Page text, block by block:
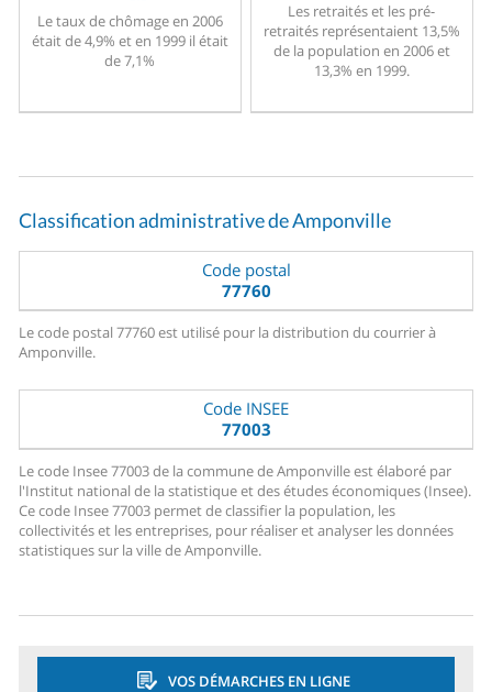
Le taux de chômage en 2006
était de 4,9% et en 1999 il était
de 7,1%
Les retraités et les pré-
retraités représentaient 13,5%
de la population en 2006 et
13,3% en 1999.
Classification administrative de Amponville
Code postal
77760
Le code postal 77760 est utilisé pour la distribution du courrier à
Amponville.
Code INSEE
77003
Le code Insee 77003 de la commune de Amponville est élaboré par
l'Institut national de la statistique et des études économiques (Insee).
Ce code Insee 77003 permet de classifier la population, les
collectivités et les entreprises, pour réaliser et analyser les données
statistiques sur la ville de Amponville.
VOS DÉMARCHES EN LIGNE